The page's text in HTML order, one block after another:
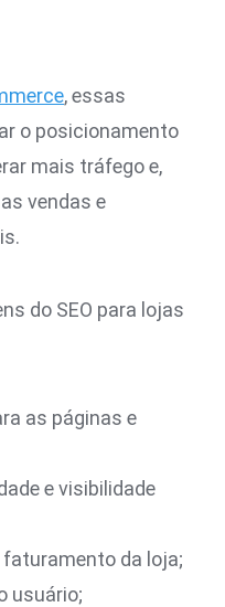
, essas
o posicionamento
mais tráfego e,
vendas e
do SEO para lojas
as páginas e
e visibilidade
da loja;
usuário;